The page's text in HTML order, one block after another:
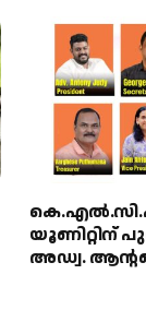
യൂണിറ്റിന്
അഡ്വ.